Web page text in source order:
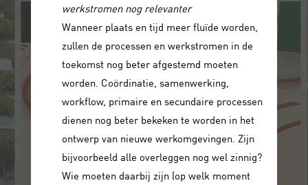
werkstromen nog relevanter
Wanneer plaats en tijd meer fluïde worden,
zullen de processen en werkstromen in de
toekomst nog beter afgestemd moeten
worden. Coördinatie, samenwerking,
workflow, primaire en secundaire processen
dienen nog beter bekeken te worden in het
ontwerp van nieuwe werkomgevingen. Zijn
bijvoorbeeld alle overleggen nog wel zinnig?
Wie moeten daarbij zijn (op welk moment